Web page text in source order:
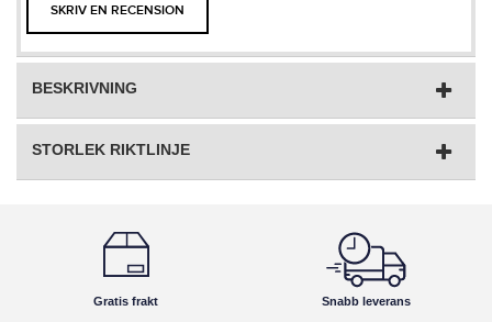
SKRIV EN RECENSION
BESKRIVNING
STORLEK RIKTLINJE
Gratis frakt Snabb leverans